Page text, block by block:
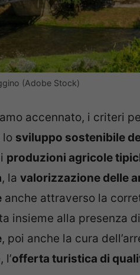
(Adobe Stock)
accennato, i criteri
lo sviluppo sostenibile
produzioni agricole
, la valorizzazione delle
anche attraverso la
insieme alla presenza
, poi anche la cura
offerta turistica di